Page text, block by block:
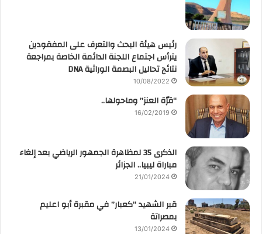
رئيس هيئة البحث والتعرف على المفقودين
يترأس اجتماع اللجنة الدائمة الخاصة بمراجعة
نتائج تحاليل البصمة الوراثية DNA
10/08/2022
“قرّة العنز” وماحولها..
16/02/2019
الذكرى 35 لمظاهرة الجمهور الرياضي بعد إلغاء
مباراة ليبيا.. الجزائر
21/01/2024
قبر الشهيد “كعبار” في مقبرة أبو اعليم
بمصراتة
13/01/2024